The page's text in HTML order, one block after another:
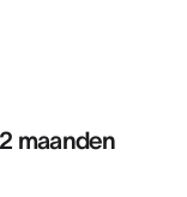
maanden